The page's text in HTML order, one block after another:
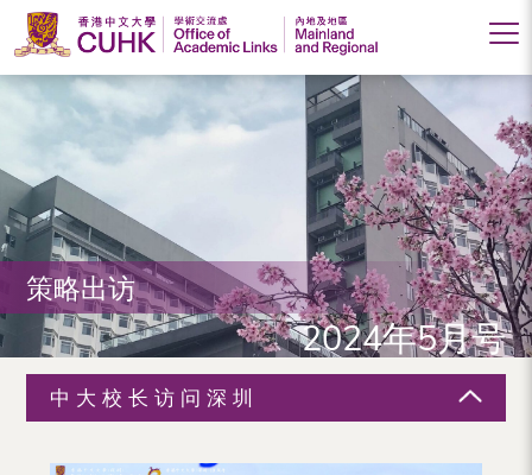
香
港
中
文
大
学
学
术
交
策略出访
2024年5月号
中大校长访问深圳